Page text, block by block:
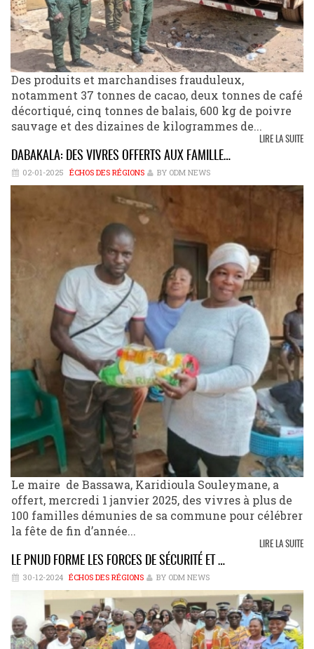
Des produits et marchandises frauduleux,
notamment 37 tonnes de cacao, deux tonnes de café
décortiqué, cinq tonnes de balais, 600 kg de poivre
sauvage et des dizaines de kilogrammes de...
LIRE LA SUITE
DABAKALA: DES VIVRES OFFERTS AUX FAMILLE…
02-01-2025 ÉCHOS DES RÉGIONS BY ODM NEWS
Le maire de Bassawa, Karidioula Souleymane, a
offert, mercredi 1 janvier 2025, des vivres à plus de
100 familles démunies de sa commune pour célébrer
la fête de fin d’année...
LIRE LA SUITE
LE PNUD FORME LES FORCES DE SÉCURITÉ ET …
30-12-2024 ÉCHOS DES RÉGIONS BY ODM NEWS